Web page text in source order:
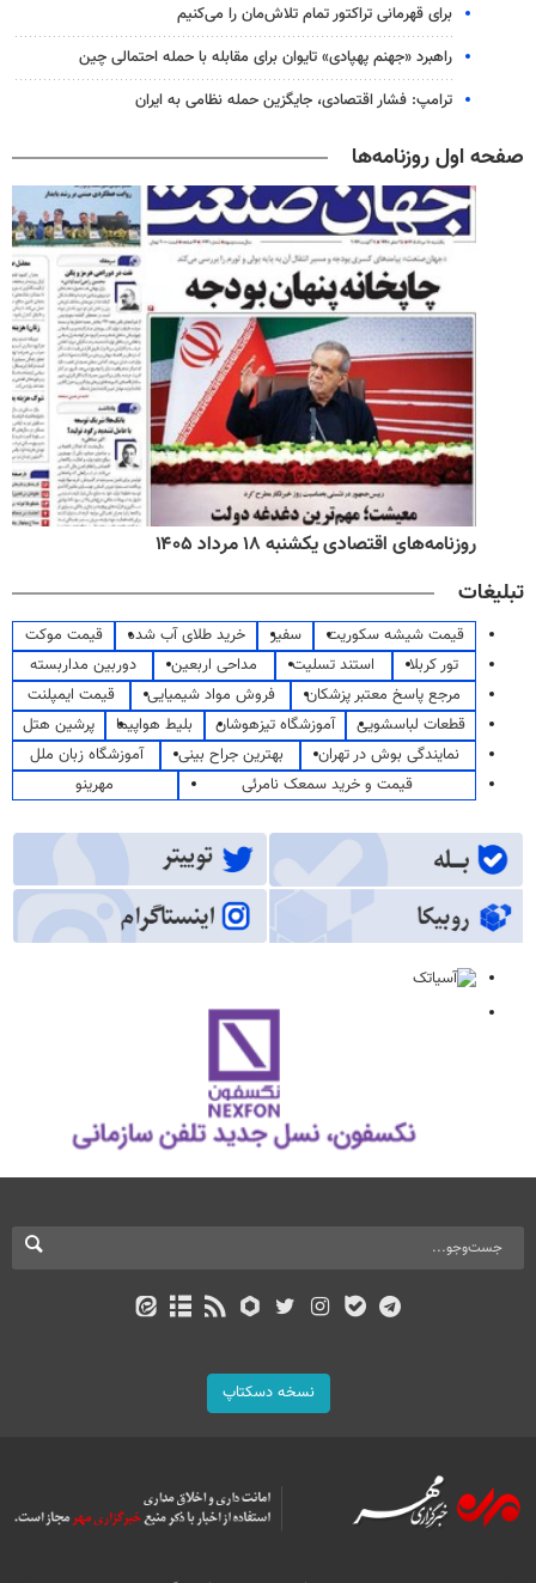
برای قهرمانی تراکتور تمام تلاش‌مان را می‌کنیم
راهبرد «جهنم پهپادی» تایوان برای مقابله با حمله احتمالی چین
ترامپ: فشار اقتصادی، جایگزین حمله نظامی به ایران
صفحه اول روزنامه‌ها
روزنامه‌های اقتصادی یکشنبه ۱۸ مرداد ۱۴۰۵
تبلیغات
قیمت شیشه سکوریت سفیر خرید طلای آب شده
قیمت موکت
تور کربلا
استند تسلیت مداحی اربعین
دوربین مداربسته
مرجع پاسخ معتبر پزشکان
فروش مواد شیمیایی
قیمت ایمپلنت
قطعات لباسشویی
آموزشگاه تیزهوشان بلیط هواپیما
پرشین هتل
نمایندگی بوش در تهران
بهترین جراح بینی
آموزشگاه زبان ملل
قیمت و خرید سمعک نامرئی
مهرینو
نسخه دسکتاپ